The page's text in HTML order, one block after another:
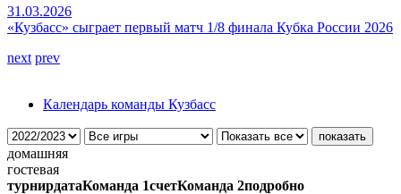
31.03.2026
«Кузбасс» сыграет первый матч 1/8 финала Кубка России 2026
next prev
Календарь команды Кузбасс
домашняя
гостевая
турнирдатаКоманда 1счетКоманда 2подробно